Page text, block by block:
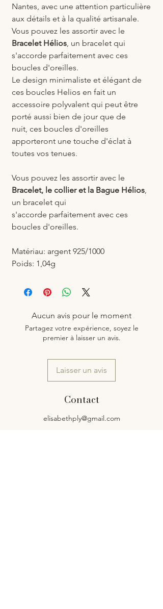
Nantes, avec une attention particulière
aux détails et à la qualité artisanale.
Vous pouvez les assortir avec le
Bracelet Hélios, un bracelet qui
s'accorde parfaitement avec ces
boucles d'oreilles.
Le design minimaliste et élégant de
ces boucles Helios en fait un
accessoire polyvalent qui peut être
porté aussi bien de jour que de
nuit, ces boucles d'oreilles
apporteront une touche d'éclat à
toutes vos tenues.
Vous pouvez les assortir avec le
Bracelet, le collier et la Bague Hélios,
un bracelet qui
s'accorde parfaitement avec ces
boucles d'oreilles.
Matériau: argent 925/1000
Poids: 1,04g
Aucun avis pour le moment
Partagez votre expérience, soyez le
premier à laisser un avis.
Laisser un avis
Contact
elisabethply@gmail.com